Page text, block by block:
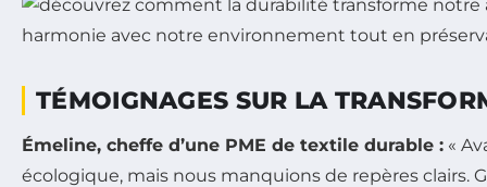
TÉMOIGNAGES SUR LA
Émeline, cheffe d’une PME de textile durable : «
écologique, mais nous manquions de repères clairs.